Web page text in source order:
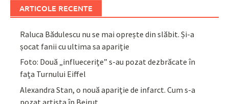
ARTICOLE RECENTE
Raluca Bădulescu nu se mai oprește din slăbit. Și-a
șocat fanii cu ultima sa apariție
Foto: Două „influecerițe” s-au pozat dezbrăcate în
fața Turnului Eiffel
Alexandra Stan, o nouă apariție de infarct. Cum s-a
pozat artista în Beirut